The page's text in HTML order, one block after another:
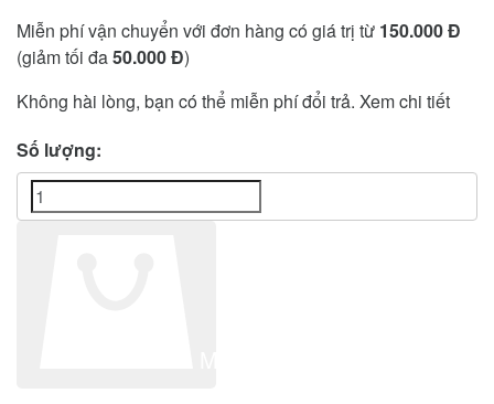
Miễn phí vận chuyển với đơn hàng có giá trị từ 150.000 Đ
(giảm tối đa50.000 Đ)
Không hài lòng, bạn có thể miễn phí đổi trả. Xem chi tiết
Số lượng: